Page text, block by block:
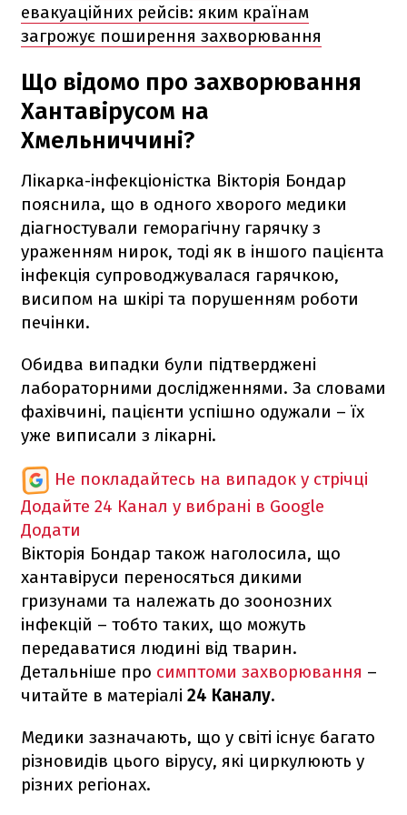
евакуаційних рейсів: яким країнам
загрожує поширення захворювання
Що відомо про захворювання
Хантавірусом на
Хмельниччині?
Лікарка-інфекціоністка Вікторія Бондар
пояснила, що в одного хворого медики
діагностували геморагічну гарячку з
ураженням нирок, тоді як в іншого пацієнта
інфекція супроводжувалася гарячкою,
висипом на шкірі та порушенням роботи
печінки.
Обидва випадки були підтверджені
лабораторними дослідженнями. За словами
фахівчині, пацієнти успішно одужали – їх
уже виписали з лікарні.
Не покладайтесь на випадок у стрічці
Додайте 24 Канал у вибрані в Google
Додати
Вікторія Бондар також наголосила, що
хантавіруси переносяться дикими
гризунами та належать до зоонозних
інфекцій – тобто таких, що можуть
передаватися людині від тварин.
Детальніше про симптоми захворювання –
читайте в матеріалі 24 Каналу.
Медики зазначають, що у світі існує багато
різновидів цього вірусу, які циркулюють у
різних регіонах.